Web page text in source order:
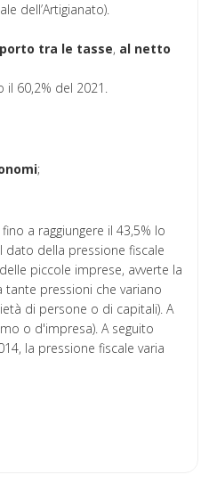
dell’Artigianato).
tra le tasse, al netto
il 60,2% del 2021.
;
a raggiungere il 43,5% lo
dato della pressione fiscale
piccole imprese, avverte la
pressioni che variano
di persone o di capitali). A
o d'impresa). A seguito
la pressione fiscale varia